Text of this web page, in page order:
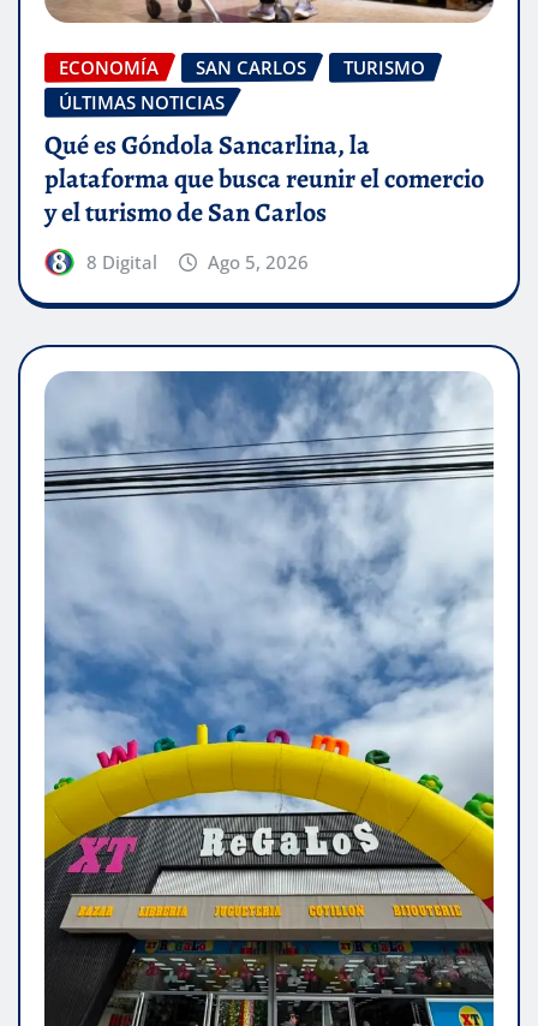
ECONOMÍA SAN CARLOS
TURISMO
ÚLTIMAS NOTICIAS
Qué es Góndola Sancarlina, la
plataforma que busca reunir el comercio
y el turismo de San Carlos
8 Digital Ago 5, 2026